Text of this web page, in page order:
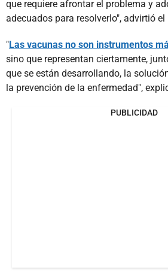
que requiere afrontar el problema y
adecuados para resolverlo", advirtió
"Las vacunas no son instrumentos
sino que representan ciertamente,
que se están desarrollando, la
la prevención de la enfermedad",
PUBLICIDAD